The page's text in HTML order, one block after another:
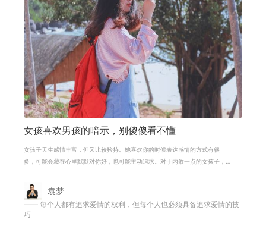
女孩喜欢男孩的暗示，别傻傻看不懂
女孩子天生感情丰富，但又比较矜持。她喜欢你的时候表达感情的方式有很
多，可能会藏在心里默默对你好，也可能主动追求。对于内敛一点的女孩子，
袁梦
—— 每个人都有追求爱情的权利，但每个人也必须具备追求爱情的技
巧